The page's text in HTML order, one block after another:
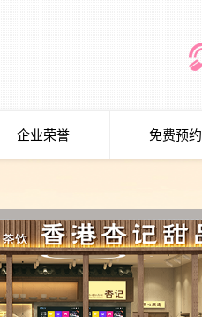
企业荣誉 免费预约